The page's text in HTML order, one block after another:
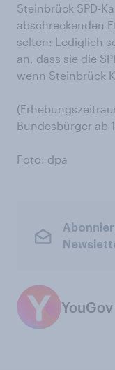
Steinbrück SPD-
abschreckenden
selten: Lediglich
an, dass sie die
wenn Steinbrück
Bundesbürger ab
Foto: dpa
YouGov